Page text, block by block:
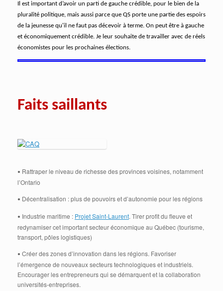
Il est important d’avoir un parti de gauche crédible, pour le bien de la
pluralité politique, mais aussi parce que QS porte une partie des espoirs
de la jeunesse qu'il ne faut pas décevoir à terme. On peut être à gauche
et économiquement crédible. Je leur souhaite de travailler avec de réels
économistes pour les prochaines élections.
Faits saillants
• Rattraper le niveau de richesse des provinces voisines, notamment
l’Ontario
• Décentralisation : plus de pouvoirs et d’autonomie pour les régions
• Industrie maritime : Projet Saint-Laurent. Tirer profit du fleuve et
redynamiser cet important secteur économique au Québec (tourisme,
transport, pôles logistiques)
• Créer des zones d’innovation dans les régions. Favoriser
l’émergence de nouveaux secteurs technologiques et industriels.
Encourager les entrepreneurs qui se démarquent et la collaboration
universités-entreprises.